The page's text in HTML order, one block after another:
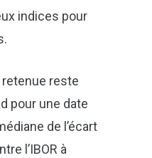
indices pour
reste
pour une date
de l’écart
l’IBOR à